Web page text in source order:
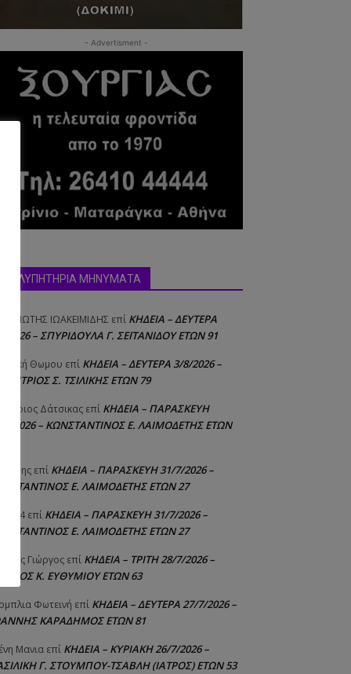
- Advertisment -
ΜΗΝΥΜΑΤΑ
IΩΑΚΕΙΜΙΔΗΣ επί ΚΗΔΕΙΑ – ΔΕΥΤΕΡΑ
2026 – ΣΠΥΡΙΔΟΥΛΑ Γ. ΣΕΪΤΑΝΙΔΟΥ ΕΤΩΝ 91
Θωμου επί ΚΗΔΕΙΑ – ΔΕΥΤΕΡΑ 3/8/2026 –
Σ. ΤΣΙΛΙΚΗΣ ΕΤΩΝ 79
Δάτσικας επί ΚΗΔΕΙΑ – ΠΑΡΑΣΚΕΥΗ
7/2026 – ΚΩΝΣΤΑΝΤΙΝΟΣ Ε. ΛΑΙΜΟΔΕΤΗΣ ΕΤΩΝ
επί ΚΗΔΕΙΑ – ΠΑΡΑΣΚΕΥΗ 31/7/2026 –
Ε. ΛΑΙΜΟΔΕΤΗΣ ΕΤΩΝ 27
επί ΚΗΔΕΙΑ – ΠΑΡΑΣΚΕΥΗ 31/7/2026 –
Ε. ΛΑΙΜΟΔΕΤΗΣ ΕΤΩΝ 27
Γιώργος επί ΚΗΔΕΙΑ – ΤΡΙΤΗ 28/7/2026 –
Κ. ΕΥΘΥΜΙΟΥ ΕΤΩΝ 63
Φωτεινή επί ΚΗΔΕΙΑ – ΔΕΥΤΕΡΑ 27/7/2026 –
ΚΑΡΑΔΗΜΟΣ ΕΤΩΝ 81
Μανια επί ΚΗΔΕΙΑ – ΚΥΡΙΑΚΗ 26/7/2026 –
Γ. ΣΤΟΥΜΠΟΥ-ΤΣΑΒΛΗ (ΙΑΤΡΟΣ) ΕΤΩΝ 53